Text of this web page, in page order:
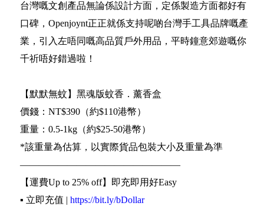
台灣嘅文創產品無論係設計方面，定係製造方面都好有
口碑，Openjoynt正正就係支持呢啲台灣手工具品牌嘅產
業，引入左唔同嘅高品質戶外用品，平時鐘意郊遊嘅你
千祈唔好錯過啦！
【默默無蚊】黑魂版蚊香．薰香盒
價錢：NT$390（約$110港幣）
重量：0.5-1kg（約$25-50港幣）
*該重量為估算，以實際貨品包裝大小及重量為準
—————————————————
【運費Up to 25% off】即充即用好Easy
▪️ 立即充值 | https://bit.ly/bDollar